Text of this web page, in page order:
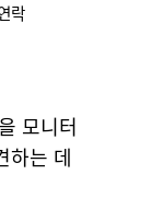
락
모니터
하는 데